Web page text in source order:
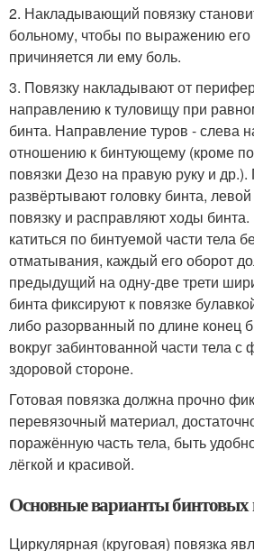
2. Накладывающий повязку
больному, чтобы по выражению его
причиняется ли ему боль.
3. Повязку накладывают от
направлению к туловищу при
бинта. Направление туров - слева
отношению к бинтующему (кроме
повязки Дезо на правую руку и
развёртывают головку бинта,
повязку и расправляют ходы
катиться по бинтуемой части тела
отматывания, каждый его оборот
предыдущий на одну-две трети
бинта фиксируют к повязке
либо разорванный по длине конец
вокруг забинтованной части тела с
здоровой стороне.
Готовая повязка должна прочно
перевязочный материал,
поражённую часть тела, быть
лёгкой и красивой.
Основные варианты бинтовых
Циркулярная (круговая) повязка